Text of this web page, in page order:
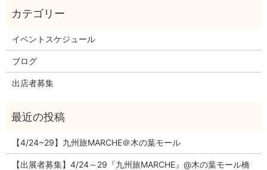
イベントスケジュール
ブログ
出店者募集
【4/24~29】九州旅MARCHE＠木の葉モール
【出展者募集】4/24～29『九州旅MARCHE』@木の葉モール橋